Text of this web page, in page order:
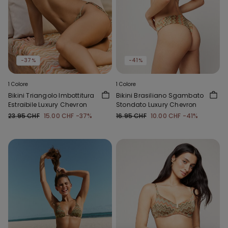
-37%
1 Colore
Bikini Triangolo Imbottitura
Estraibile Luxury Chevron
23.95 CHF 15.00 CHF -37%
-41%
1 Colore
Bikini Brasiliano Sgambato
Stondato Luxury Chevron
16.95 CHF 10.00 CHF -41%